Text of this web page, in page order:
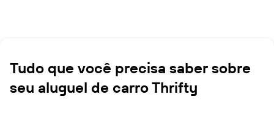
Tudo que você precisa saber sobre
seu aluguel de carro Thrifty